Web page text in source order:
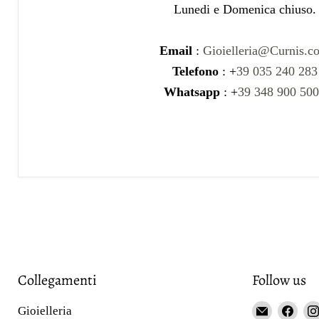
Lunedi e Domenica chiuso.
Email :
Telefono: +39 035 240 283
Whatsapp : +39 348 900
Collegamenti
Gioielleria
Follow us
EmailFind